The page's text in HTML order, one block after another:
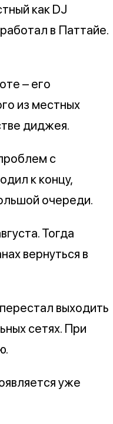
как DJ
в Паттайе.
– его
из местных
диджея.
с
к концу,
очереди.
Тогда
вернуться в
выходить
сетях. При
уже